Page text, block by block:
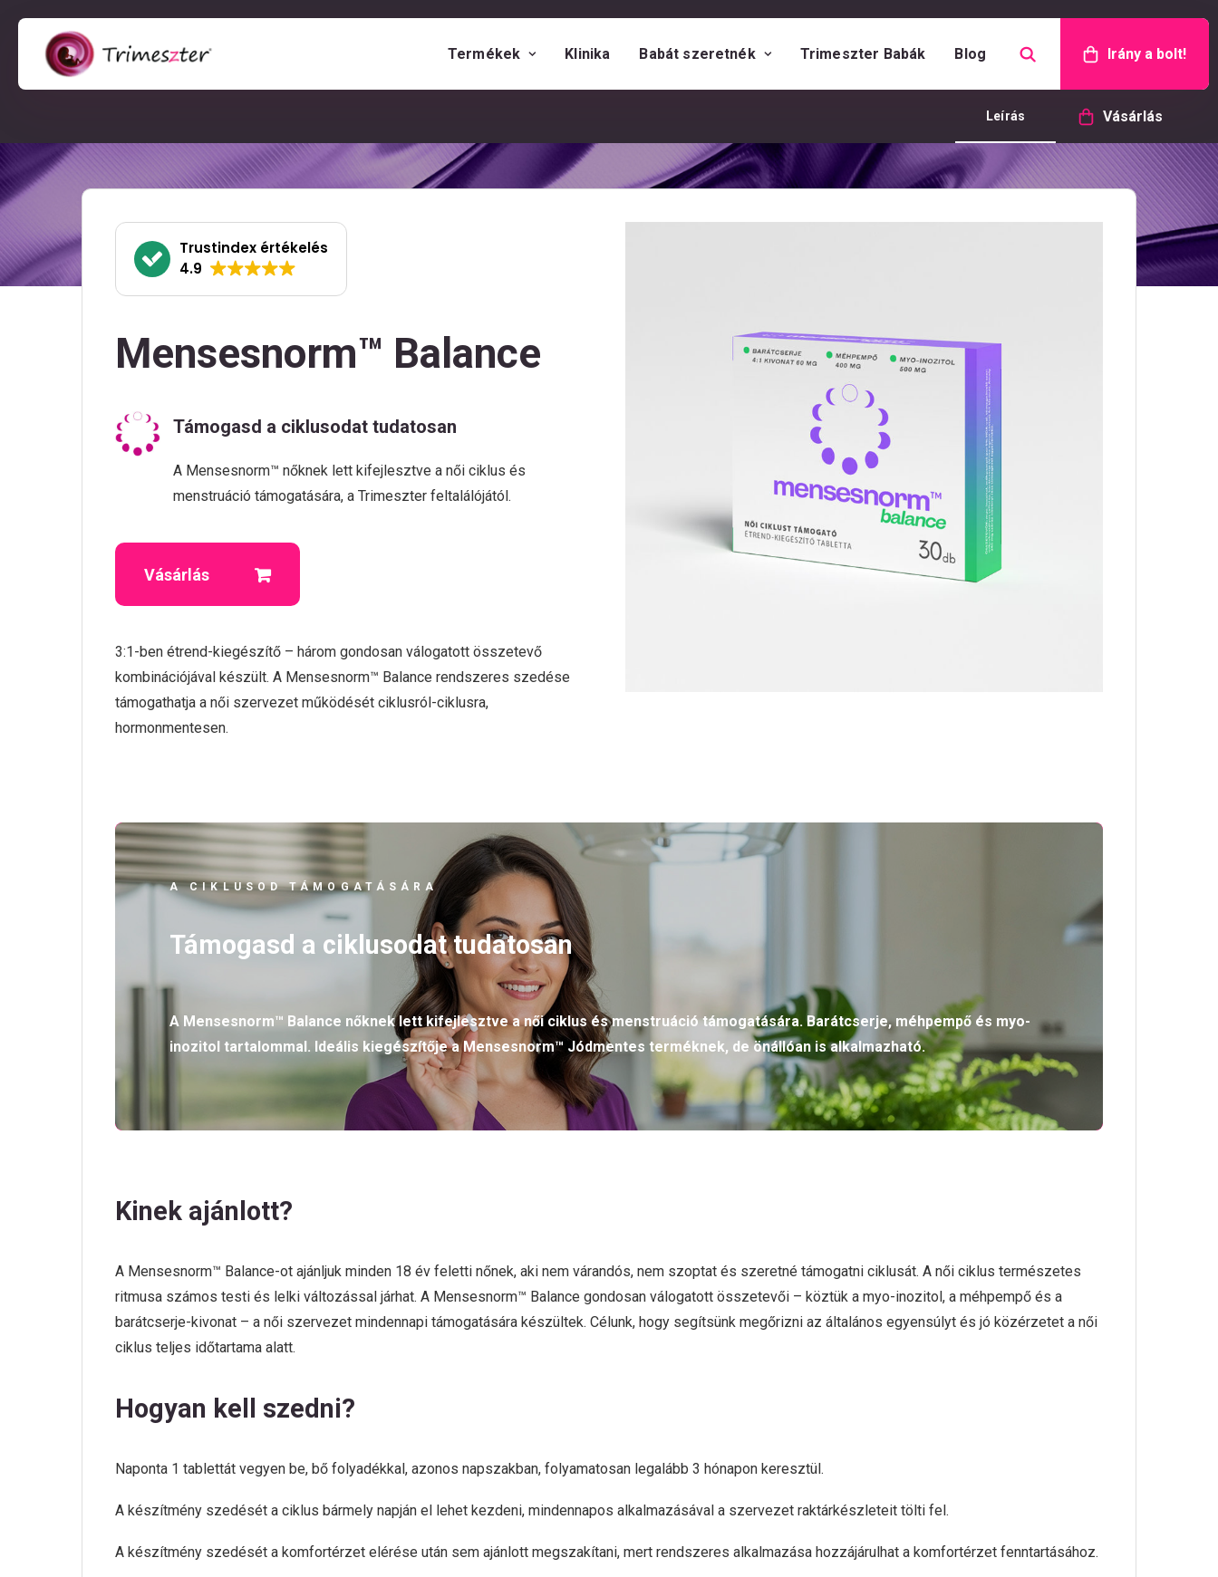
Termékek Klinika Babát szeretnék Trimeszter Babák Blog Irány a bolt!
Leírás Vásárlás
Trustindex értékelés
4.9
Mensesnorm™ Balance
Támogasd a ciklusodat tudatosan
A Mensesnorm™ nőknek lett kifejlesztve a női ciklus és
menstruáció támogatására, a Trimeszter feltalálójától.
Vásárlás
3:1-ben étrend-kiegészítő – három gondosan válogatott összetevő
kombinációjával készült. A Mensesnorm™ Balance rendszeres szedése
támogathatja a női szervezet működését ciklusról-ciklusra,
hormonmentesen.
A CIKLUSOD TÁMOGATÁSÁRA
Támogasd a ciklusodat tudatosan
A Mensesnorm™ Balance nőknek lett kifejlesztve a női ciklus és menstruáció támogatására. Barátcserje, méhpempő és myo-
inozitol tartalommal. Ideális kiegészítője a Mensesnorm™ Jódmentes terméknek, de önállóan is alkalmazható.
Kinek ajánlott?
A Mensesnorm™ Balance-ot ajánljuk minden 18 év feletti nőnek, aki nem várandós, nem szoptat és szeretné támogatni ciklusát. A női ciklus természetes
ritmusa számos testi és lelki változással járhat. A Mensesnorm™ Balance gondosan válogatott összetevői – köztük a myo-inozitol, a méhpempő és a
barátcserje-kivonat – a női szervezet mindennapi támogatására készültek. Célunk, hogy segítsünk megőrizni az általános egyensúlyt és jó közérzetet a női
ciklus teljes időtartama alatt.
Hogyan kell szedni?
Naponta 1 tablettát vegyen be, bő folyadékkal, azonos napszakban, folyamatosan legalább 3 hónapon keresztül.
A készítmény szedését a ciklus bármely napján el lehet kezdeni, mindennapos alkalmazásával a szervezet raktárkészleteit tölti fel.
A készítmény szedését a komfortérzet elérése után sem ajánlott megszakítani, mert rendszeres alkalmazása hozzájárulhat a komfortérzet fenntartásához.